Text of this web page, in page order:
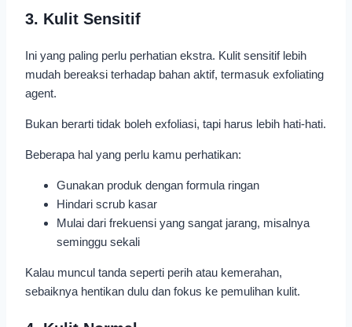
3. Kulit Sensitif
Ini yang paling perlu perhatian ekstra. Kulit sensitif lebih
mudah bereaksi terhadap bahan aktif, termasuk exfoliating
agent.
Bukan berarti tidak boleh exfoliasi, tapi harus lebih hati-hati.
Beberapa hal yang perlu kamu perhatikan:
Gunakan produk dengan formula ringan
Hindari scrub kasar
Mulai dari frekuensi yang sangat jarang, misalnya
seminggu sekali
Kalau muncul tanda seperti perih atau kemerahan,
sebaiknya hentikan dulu dan fokus ke pemulihan kulit.